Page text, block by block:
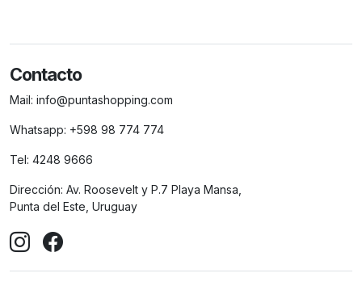
Contacto
Mail: info@puntashopping.com
Whatsapp: +598 98 774 774
Tel: 4248 9666
Dirección: Av. Roosevelt y P.7 Playa Mansa,
Punta del Este, Uruguay